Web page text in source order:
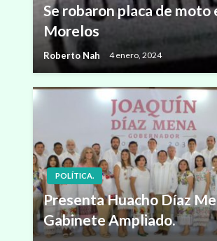
Se robaron placa de moto
Morelos
Roberto Nah 4 enero, 2024
POLÍTICA.
Presenta Huacho Díaz
Gabinete Ampliado.